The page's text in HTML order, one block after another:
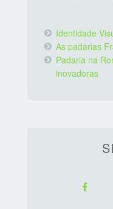
Identidade
As padarias
Padaria na
inovadoras